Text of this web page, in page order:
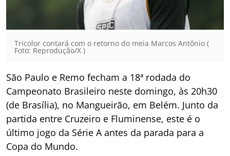
Tricolor contará com o retorno do meia Marcos Antônio (
Foto: Reprodução/X )
São Paulo e Remo fecham a 18ª rodada do
Campeonato Brasileiro neste domingo, às 20h30
(de Brasília), no Mangueirão, em Belém. Junto da
partida entre Cruzeiro e Fluminense, este é o
último jogo da Série A antes da parada para a
Copa do Mundo.